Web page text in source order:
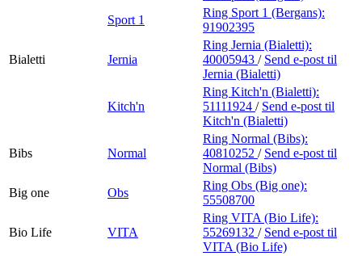
Sport 1
Ring Sport 1 (Bergans):
91902395
Bialetti Jernia
Ring Jernia (Bialetti):
40005943 / Send e-post til
Jernia (Bialetti)
Kitch'n
Ring Kitch'n (Bialetti):
51111924 / Send e-post til
Kitch'n (Bialetti)
Bibs Normal
Ring Normal (Bibs):
40810252 / Send e-post til
Normal (Bibs)
Big one
Obs
Ring Obs (Big one):
55508700
Bio Life VITA
Ring VITA (Bio Life):
55269132 / Send e-post til
VITA (Bio Life)